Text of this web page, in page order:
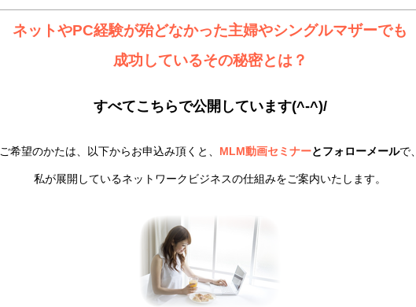
ネットやPC経験が殆どなかった主婦やシングルマザーでも
成功しているその秘密とは？
すべてこちらで公開しています(^-^)/
ご希望のかたは、以下からお申込み頂くと、 MLM動画セミナーとフォローメールで、
私が展開しているネットワークビジネスの仕組みをご案内いたします。